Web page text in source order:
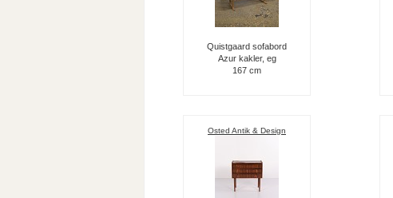
Quistgaard sofabord
Azur kakler, eg
167 cm
Osted Antik & Design